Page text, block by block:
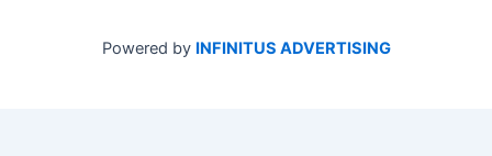
Powered by INFINITUS ADVERTISING